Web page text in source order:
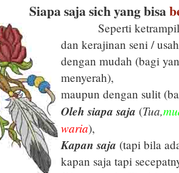
Siapa saja sich yang bisa
Seperti
dan kerajinan seni /
dengan mudah (bagi
menyerah),
maupun dengan sulit
Oleh siapa saja (Tua,
waria),
Kapan saja (tapi bila
kapan saja tapi